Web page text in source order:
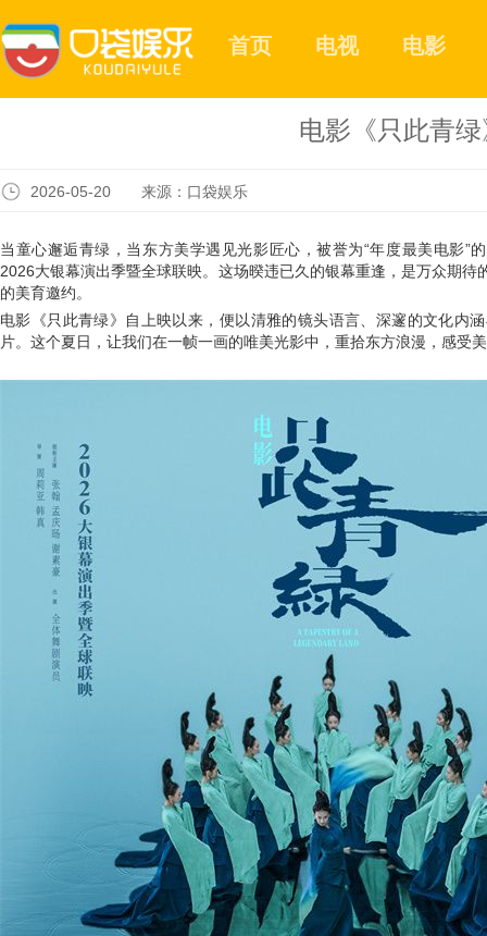
首页 电视 电影
电影《只此青
2026-05-20 来源：口袋娱乐
当童心邂逅青绿，当东方美学遇见光影匠心，被誉为“年度最美电影”
2026大银幕演出季暨全球联映。这场暌违已久的银幕重逢，是万众期
的美育邀约。
电影《只此青绿》自上映以来，便以清雅的镜头语言、深邃的文化内
片。这个夏日，让我们在一帧一画的唯美光影中，重拾东方浪漫，感受